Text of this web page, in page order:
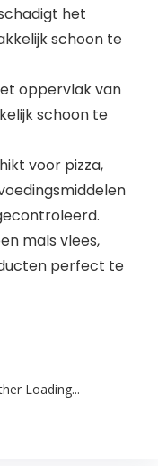
het
schoon te
Het oppervlak van
schoon te
voor pizza,
mals vlees,
perfect te
Loading...